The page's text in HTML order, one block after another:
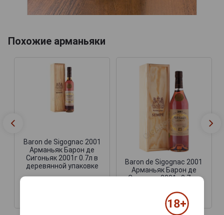
Похожие арманьяки
Baron de Sigognac 2001
Арманьяк Барон де
Сигоньяк 2001г 0.7л в
деревянной упаковке
Baron de Sigognac 2001
Арманьяк Барон де
Сигоньяк 2001г 0.7л в
15 755 руб.